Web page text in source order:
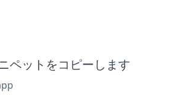
ットをコピーします